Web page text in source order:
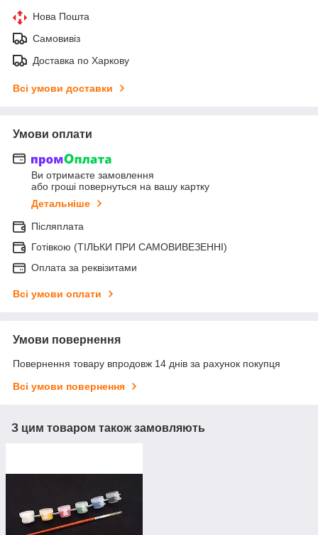
Нова Пошта
Самовивіз
Доставка по Харкову
Всі умови доставки
Умови оплати
Ви отримаєте замовлення
або гроші повернуться на вашу картку
Детальніше
Післяплата
Готівкою (ТІЛЬКИ ПРИ САМОВИВЕЗЕННІ)
Оплата за реквізитами
Всі умови оплати
Умови повернення
Повернення товару впродовж 14 днів за рахунок покупця
Всі умови повернення
З цим товаром також замовляють